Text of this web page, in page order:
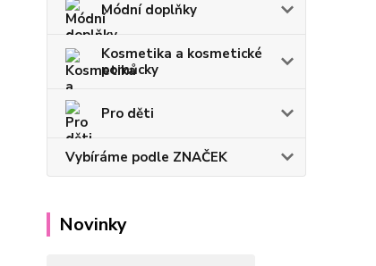
Módní doplňky
Kosmetika a kosmetické
pomůcky
Pro děti
Vybíráme podle ZNAČEK
Novinky